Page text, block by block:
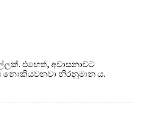
එහෙත්, අවාසනාවට
නොකියවනවා නිරනුමාන ය.